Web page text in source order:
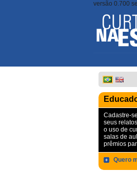
versão 0.700
Cadastre-
seus
o uso de
salas de
prêmios
Quero